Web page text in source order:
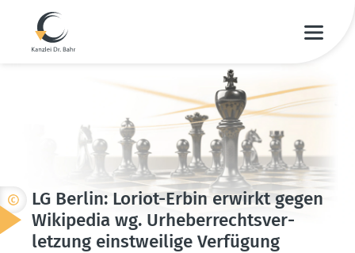
LG Berlin: Loriot-Erbin erwirkt gegen
Wikipedia wg. Urheber­rechts­ver­
letzung einst­weilige Verfügung